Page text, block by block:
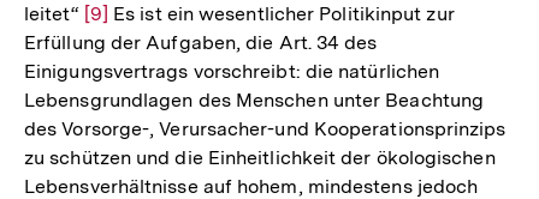
leitet“ Zur
Auflösung
der
Fußnote
[9] Es ist ein wesentlicher Politikinput zur
Erfüllung der Aufgaben, die Art. 34 des
Einigungsvertrags vorschreibt: die natürlichen
Lebensgrundlagen des Menschen unter Beachtung
des Vorsorge-, Verursacher-und Kooperationsprinzips
zu schützen und die Einheitlichkeit der ökologischen
Lebensverhältnisse auf hohem, mindestens jedoch